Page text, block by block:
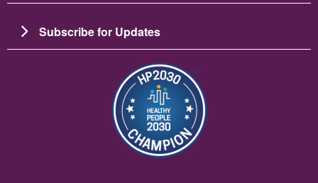
Subscribe for Updates
Imagen